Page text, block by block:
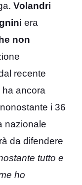
Volandri
era
non
recente
ha ancora
i 36
nazionale
da difendere
tutto e
ho